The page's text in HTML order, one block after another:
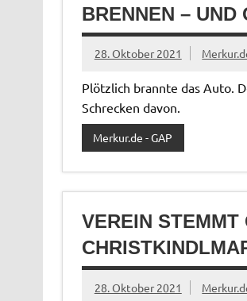
RENNEN – UND
28. Oktober 2021
Plötzlich brannte das Auto.
Schrecken davon.
Merkur.de - GAP
VEREIN STEMMT
28. Oktober 2021